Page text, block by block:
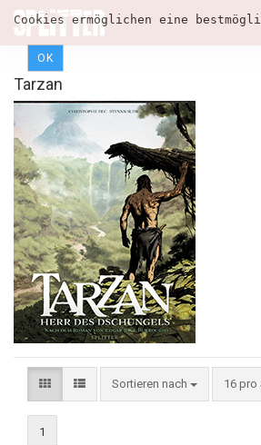
Cookies ermöglichen eine
OK
Tarzan
Sortieren nach 16 pro
1